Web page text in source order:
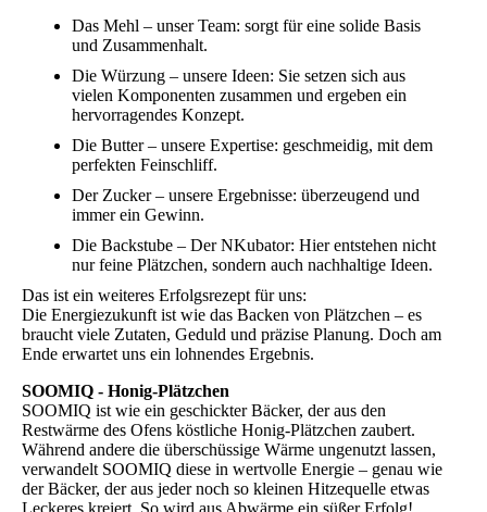
Das Mehl – unser Team: sorgt für eine solide Basis
und Zusammenhalt.
Die Würzung – unsere Ideen: Sie setzen sich aus
vielen Komponenten zusammen und ergeben ein
hervorragendes Konzept.
Die Butter – unsere Expertise: geschmeidig, mit dem
perfekten Feinschliff.
Der Zucker – unsere Ergebnisse: überzeugend und
immer ein Gewinn.
Die Backstube – Der NKubator: Hier entstehen nicht
nur feine Plätzchen, sondern auch nachhaltige Ideen.
Das ist ein weiteres Erfolgsrezept für uns:
Die Energiezukunft ist wie das Backen von Plätzchen – es
braucht viele Zutaten, Geduld und präzise Planung. Doch am
Ende erwartet uns ein lohnendes Ergebnis.
SOOMIQ - Honig-Plätzchen
SOOMIQ ist wie ein geschickter Bäcker, der aus den
Restwärme des Ofens köstliche Honig-Plätzchen zaubert.
Während andere die überschüssige Wärme ungenutzt lassen,
verwandelt SOOMIQ diese in wertvolle Energie – genau wie
der Bäcker, der aus jeder noch so kleinen Hitzequelle etwas